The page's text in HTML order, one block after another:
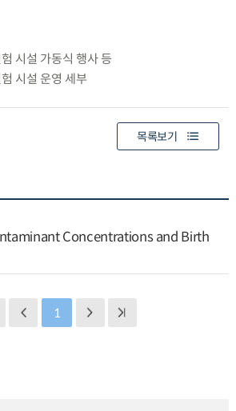
시설 가동식 행사 등
시설 운영 세부
목록보기
Concentrations and Birth
1